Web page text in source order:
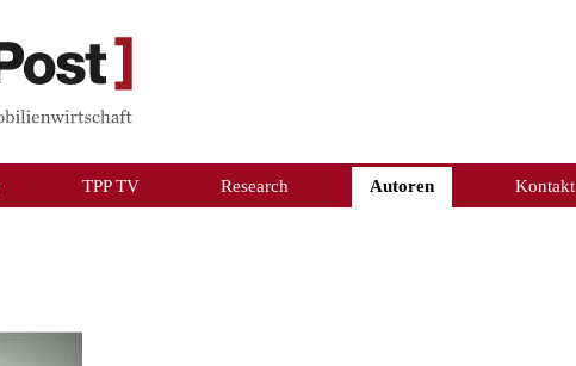
TPP TV Research Autoren Kontakt